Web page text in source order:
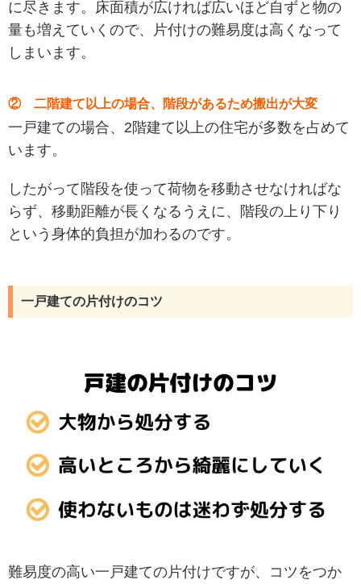
に尽きます。床面積が広ければ広いほど自ずと物の
量も増えていくので、片付けの難易度は高くなって
しまいます。
② 二階建て以上の場合、階段があるため搬出が大変
一戸建ての場合、2階建て以上の住宅が多数を占めて
います。
したがって階段を使って荷物を移動させなければな
らず、移動距離が長くなるうえに、階段の上り下り
という身体的負担が加わるのです。
一戸建ての片付けのコツ
難易度の高い一戸建ての片付けですが、コツをつか